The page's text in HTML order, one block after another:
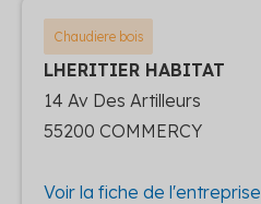
Chaudiere bois
LHERITIER HABITAT
14 Av Des Artilleurs
55200 COMMERCY
Voir la fiche de l'entreprise